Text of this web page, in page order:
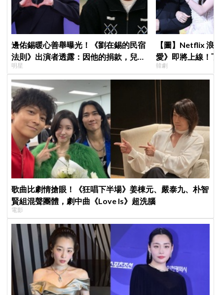
邊佑錫暖心善舉曝光！《劉在錫的民宿
法則》出演者透露：因他的捐款，兒童
患者順利完成治療
明星
【圖】Netflix 浪
愛》即將上線！
製作發表會，甜
韓劇
歌曲比劇情搶眼！《狂唱下半場》姜棟元、嚴泰九、朴智
賢組混聲團體，劇中曲《Love Is》超洗腦
電影